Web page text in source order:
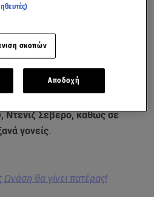
Αλβάρο από την εκπομπήΜεσημέρι #Not
Ντενίζ Σεβέρο, καθώς σε
γονείς.
θα γίνει πατέρας!
σκοπών
Αποδοχή